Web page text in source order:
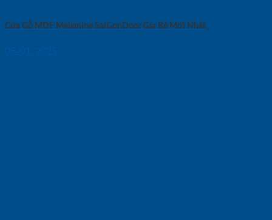
Cửa Gỗ MDF Melamine SaiGonDoor Gía Rẻ Mới Nhất
08/01/2025